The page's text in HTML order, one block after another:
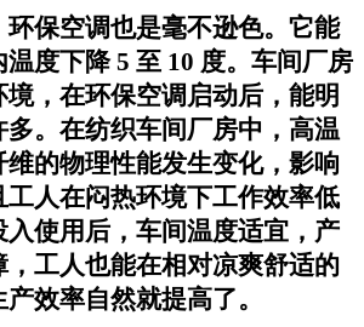
保空调也是毫不逊色。它能
度下降 5 至 10 度。车间厂房
，在环保空调启动后，能明
。在纺织车间厂房中，高温
的物理性能发生变化，影响
工人在闷热环境下工作效率低
使用后，车间温度适宜，产
工人也能在相对凉爽舒适的
效率自然就提高了。